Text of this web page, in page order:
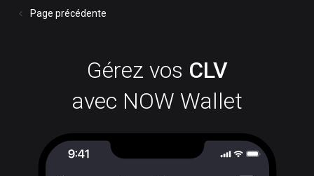
Page précédente
Gérez vos CLV
avec NOW Wallet